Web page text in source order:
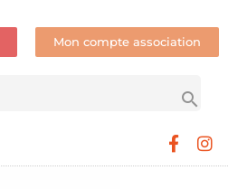
Mon compte association